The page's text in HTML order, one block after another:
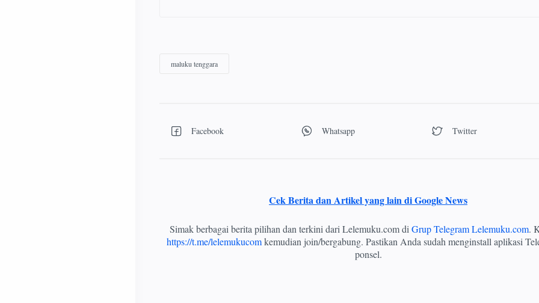
Cek Berita dan Artikel yang lain di Google News
Simak berbagai berita pilihan dan terkini dari Lelemuku.com di Grup Telegram Lelemuku.com.
https://t.me/lelemukucomkemudian join/bergabung. Pastikan Anda sudah menginstall aplikasi
ponsel.